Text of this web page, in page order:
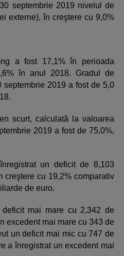
septembrie 2019 nivelul de
externe), în creştere cu 9,0%
a fost 17,1% în perioada
în anul 2018. Gradul de
2019 a fost de 5,0
scurt, calculată la valoarea
2019 a fost de 75,0%,
un deficit de 8,103
cu 19,2% comparativ
de euro.
deficit mai mare cu 2,342 de
excedent mai mare cu 343 de
un deficit mai mic cu 747 de
a înregistrat un excedent mai